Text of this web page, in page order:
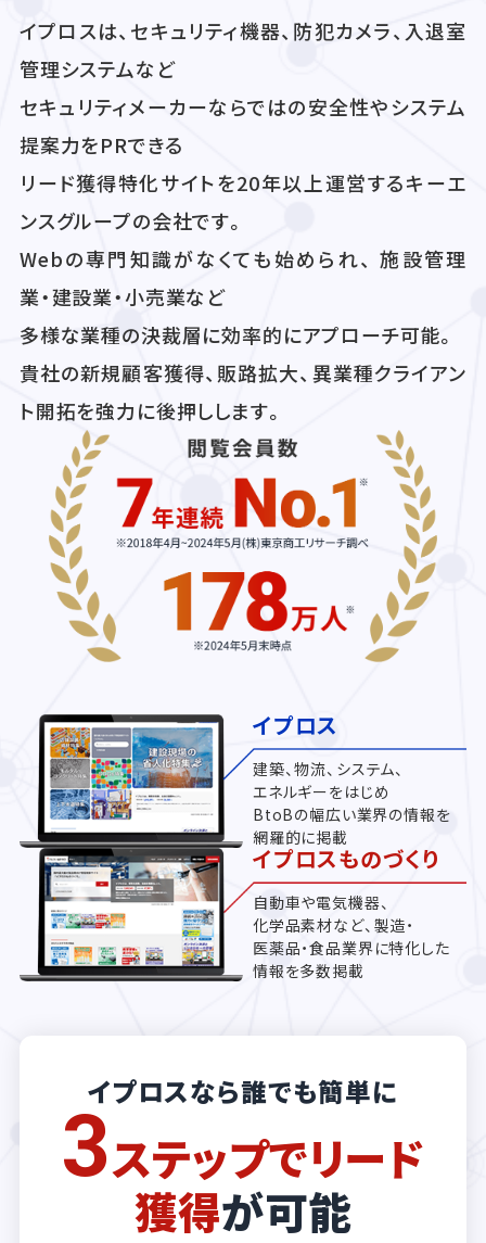
イプロスは、セキュリティ機器、防犯カメラ、入退室
管理システムなど
セキュリティメーカーならではの安全性やシステム
提案力をPRできる
リード獲得特化サイトを20年以上運営するキーエ
ンスグループの会社です。
Webの専門知識がなくても始められ、 施設管理
業・建設業・小売業など
多様な業種の決裁層に効率的にアプローチ可能。
貴社の新規顧客獲得、販路拡大、異業種クライアン
ト開拓を強力に後押しします。
イプロス
建築、物流、システム、
エネルギーをはじめ
BtoBの幅広い業界の情報を
網羅的に掲載
イプロスものづくり
自動車や電気機器、
化学品素材など、製造・
医薬品・食品業界に特化した
情報を多数掲載
イプロスなら誰でも簡単に
3ステップでリード
獲得が可能